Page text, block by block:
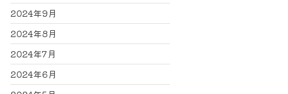
2024年9月
2024年8月
2024年7月
2024年6月